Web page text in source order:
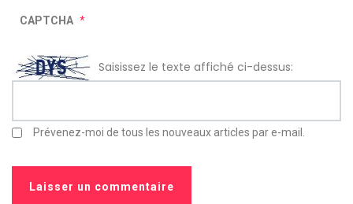
CAPTCHA *
Saisissez le texte affiché ci-dessus:
Prévenez-moi de tous les nouveaux articles par e-mail.